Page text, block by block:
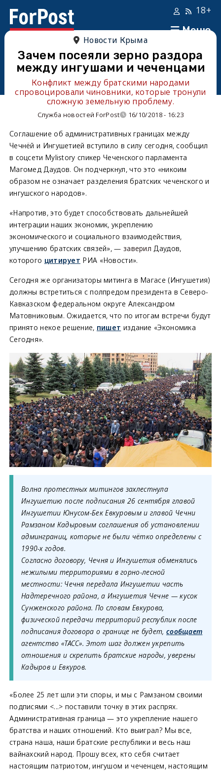
Меню
18+
Новости Крыма
Зачем посеяли зерно раздора
между ингушами и чеченцами
Конфликт между братскими народами
спровоцировали чиновники, которые тронули
сложную земельную проблему.
Служба новостей ForPost 16/10/2018 - 16:23
Соглашение об административных границах между
Чечнёй и Ингушетией вступило в силу сегодня, сообщил
в соцсети Mylistory спикер Чеченского парламента
Магомед Даудов. Он подчеркнул, что это «никоим
образом не означает разделения братских чеченского и
ингушского народов».
«Напротив, это будет способствовать дальнейшей
интеграции наших экономик, укреплению
экономического и социального взаимодействия,
улучшению братских связей»,— заверил Даудов,
которого цитирует РИА «Новости».
Сегодня же организаторы митинга в Магасе (Ингушетия)
должны встретиться с полпредом президента в Северо-
Кавказском федеральном округе Александром
Матовниковым. Ожидается, что по итогам встречи будут
принято некое решение, пишет издание «Экономика
Сегодня».
Волна протестных митингов захлестнула
Ингушетию после подписания 26 сентября главой
Ингушетии Юнусом-Бек Евкуровым и главой Чечни
Рамзаном Кадыровым соглашения об установлении
админграниц, которые не были чётко определены с
1990-х годов.
Согласно договору, Чечня и Ингушетия обменялись
нежилыми территориями в горно-лесной
местности: Чечня передала Ингушетии часть
Надтеречного района, а Ингушетия Чечне — кусок
Сунженского района. По словам Евкурова,
физической передачи территорий республик после
подписания договора о границе не будет, сообщает
агентство «ТАСС». Этот шаг должен укрепить
отношения и скрепить братские народы, уверены
Кадыров и Евкуров.
«Более 25 лет шли эти споры, и мы с Рамзаном своими
подписями <...> поставили точку в этих распрях.
Административная граница — это укрепление нашего
братства и наших отношений. Кто выиграл? Мы все,
страна наша, наши братские республики и весь наш
вайнахский народ. Прошу всех, кто себя считает
настоящим патриотом, ингушом и чеченцем, настоящим